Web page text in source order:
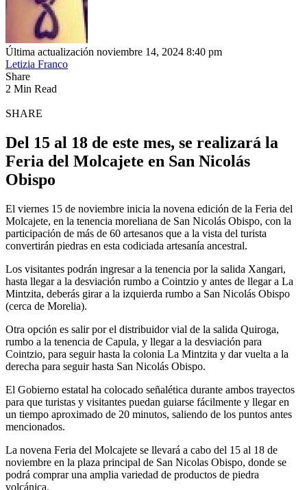
Última actualización noviembre 14, 2024 8:40 pm
Letizia Franco
Share
2 Min Read
SHARE
Del 15 al 18 de este mes, se realizará la
Feria del Molcajete en San Nicolás
Obispo
El viernes 15 de noviembre inicia la novena edición de la Feria del
Molcajete, en la tenencia moreliana de San Nicolás Obispo, con la
participación de más de 60 artesanos que a la vista del turista
convertirán piedras en esta codiciada artesanía ancestral.
Los visitantes podrán ingresar a la tenencia por la salida Xangari,
hasta llegar a la desviación rumbo a Cointzio y antes de llegar a La
Mintzita, deberás girar a la izquierda rumbo a San Nicolás Obispo
(cerca de Morelia).
Otra opción es salir por el distribuidor vial de la salida Quiroga,
rumbo a la tenencia de Capula, y llegar a la desviación para
Cointzio, para seguir hasta la colonia La Mintzita y dar vuelta a la
derecha para seguir hasta San Nicolás Obispo.
El Gobierno estatal ha colocado señalética durante ambos trayectos
para que turistas y visitantes puedan guiarse fácilmente y llegar en
un tiempo aproximado de 20 minutos, saliendo de los puntos antes
mencionados.
La novena Feria del Molcajete se llevará a cabo del 15 al 18 de
noviembre en la plaza principal de San Nicolas Obispo, donde se
podrá comprar una amplia variedad de productos de piedra
volcánica.